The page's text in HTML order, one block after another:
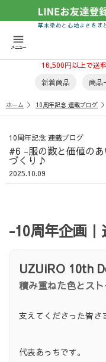
menu
メニュー
草木染めと心地よさをま
16,500円以上で送
新着商品
商品
ホーム 10周年記念 連載ブログ
10周年記念 連載ブログ
#6 -服の数と価値の
づくり♪
2025.10.09
-10周年企画
UZUiRO 10th
積み重ねた色とス
支えてくださった皆さ
代表あっちです。